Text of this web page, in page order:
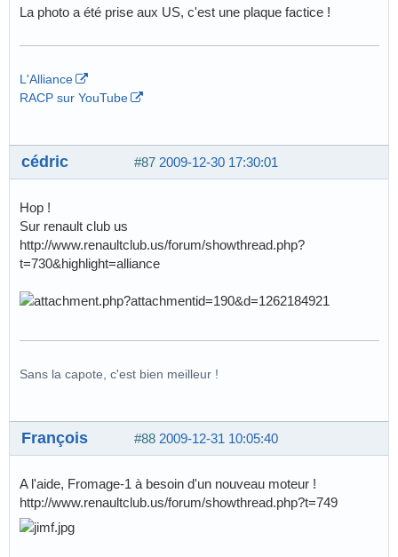
La photo a été prise aux US, c'est une plaque factice !
L'Alliance
RACP sur YouTube
#87 2009-12-30 17:30:01
cédric
Hop !
Sur renault club us
http://www.renaultclub.us/forum/showthread.php?
t=730&highlight=alliance
Sans la capote, c'est bien meilleur !
#88 2009-12-31 10:05:40
François
A l'aide, Fromage-1 à besoin d'un nouveau moteur !
http://www.renaultclub.us/forum/showthread.php?t=749